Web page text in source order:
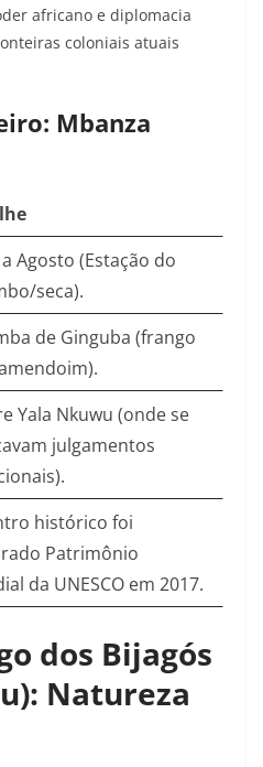
africano e diplomacia
coloniais atuais
Mbanza
Agosto (Estação do
seca).
de Ginguba (frango
Yala Nkuwu (onde se
julgamentos
histórico foi
Patrimônio
da UNESCO em 2017.
dos Bijagós
Natureza